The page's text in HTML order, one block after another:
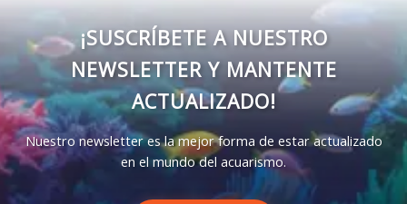
¡SUSCRÍBETE A NUESTRO
NEWSLETTER Y MANTENTE
ACTUALIZADO!
Nuestro newsletter es la mejor forma de estar actualizado
en el mundo del acuarismo.